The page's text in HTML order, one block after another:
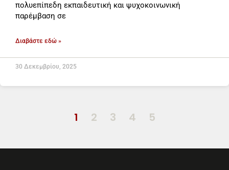
πολυεπίπεδη εκπαιδευτική και ψυχοκοινωνική
παρέμβαση σε
Διαβάστε εδώ »
30 Δεκεμβρίου, 2025
1 2 3 4 5